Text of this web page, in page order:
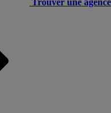
Trouver une agence